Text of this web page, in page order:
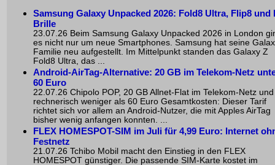
Samsung Galaxy Unpacked 2026: Fold8 Ultra, Flip8 und
Brille
23.07.26 Beim Samsung Galaxy Unpacked 2026 in London
es nicht nur um neue Smartphones. Samsung hat seine
Familie neu aufgestellt. Im Mittelpunkt standen das Galaxy Z
Fold8 Ultra, das ...
Android-AirTag-Alternative: 20 GB im Telekom-Netz
60 Euro
22.07.26 Chipolo POP, 20 GB Allnet-Flat im Telekom-Netz und
rechnerisch weniger als 60 Euro Gesamtkosten: Dieser Tarif
richtet sich vor allem an Android-Nutzer, die mit Apples AirTag
bisher wenig anfangen konnten. ...
FLEX HOMESPOT-SIM im Juli für 4,99 Euro: Internet
Festnetz
21.07.26 Tchibo Mobil macht den Einstieg in den FLEX
HOMESPOT günstiger. Die passende SIM-Karte kostet im